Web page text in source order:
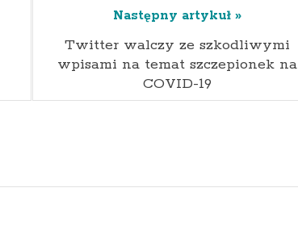
Następny artykuł »
Twitter walczy ze szkodliwymi
wpisami na temat szczepionek na
COVID-19